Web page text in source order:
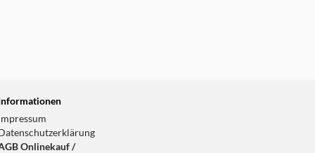
Onlinekauf /